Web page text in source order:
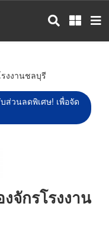
งงานชลบุรี
ส่วนลดพิเศษ! เพื่อจัด
จักรโรงงาน